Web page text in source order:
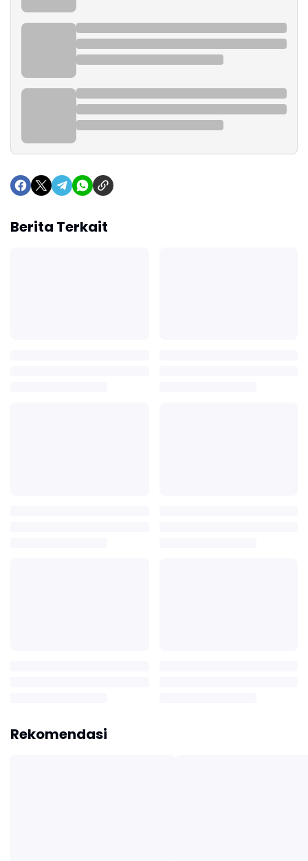
Berita Terkait
Rekomendasi